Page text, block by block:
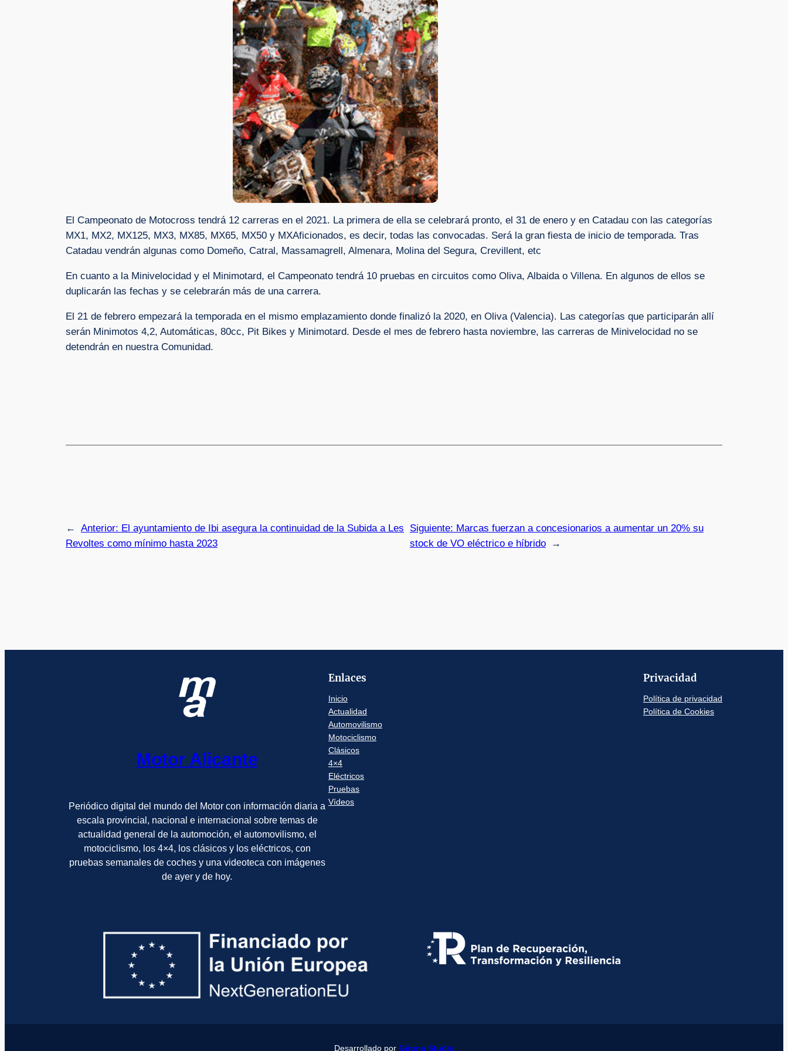
El Campeonato de Motocross tendrá 12 carreras en el 2021. La primera de ella se celebrará pronto, el 31 de enero y en Catadau con las categorías
MX1, MX2, MX125, MX3, MX85, MX65, MX50 y MXAficionados, es decir, todas las convocadas. Será la gran fiesta de inicio de temporada. Tras
Catadau vendrán algunas como Domeño, Catral, Massamagrell, Almenara, Molina del Segura, Crevillent, etc
En cuanto a la Minivelocidad y el Minimotard, el Campeonato tendrá 10 pruebas en circuitos como Oliva, Albaida o Villena. En algunos de ellos se
duplicarán las fechas y se celebrarán más de una carrera.
El 21 de febrero empezará la temporada en el mismo emplazamiento donde finalizó la 2020, en Oliva (Valencia). Las categorías que participarán allí
serán Minimotos 4,2, Automáticas, 80cc, Pit Bikes y Minimotard. Desde el mes de febrero hasta noviembre, las carreras de Minivelocidad no se
detendrán en nuestra Comunidad.
← Anterior: El ayuntamiento de Ibi asegura la continuidad de la Subida a Les
Revoltes como mínimo hasta 2023
Siguiente: Marcas fuerzan a concesionarios a aumentar un 20% su
stock de VO eléctrico e híbrido
→
Motor Alicante
Periódico digital del mundo del Motor con información diaria a
escala provincial, nacional e internacional sobre temas de
actualidad general de la automoción, el automovilismo, el
motociclismo, los 4×4, los clásicos y los eléctricos, con
pruebas semanales de coches y una videoteca con imágenes
de ayer y de hoy.
Enlaces
Inicio
Actualidad
Automovilismo
Motociclismo
Clásicos
4×4
Eléctricos
Pruebas
Vídeos
Privacidad
Política de privacidad
Política de Cookies
Desarrollado por Girona Studio